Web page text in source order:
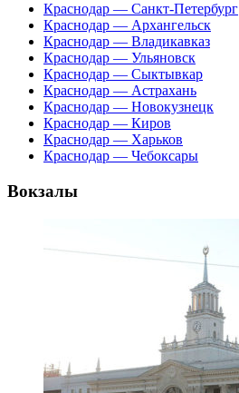
Краснодар — Санкт-Петербург
Краснодар — Архангельск
Краснодар — Владикавказ
Краснодар — Ульяновск
Краснодар — Сыктывкар
Краснодар — Астрахань
Краснодар — Новокузнецк
Краснодар — Киров
Краснодар — Харьков
Краснодар — Чебоксары
Вокзалы